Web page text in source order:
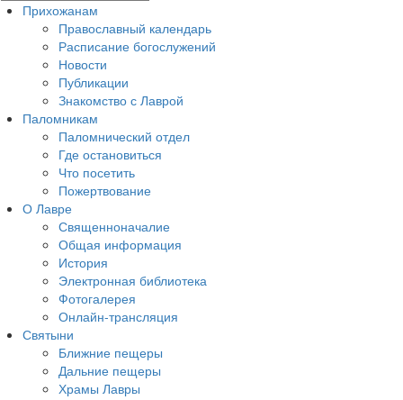
Прихожанам
Православный календарь
Расписание богослужений
Новости
Публикации
Знакомство с Лаврой
Паломникам
Паломнический отдел
Где остановиться
Что посетить
Пожертвование
О Лавре
Священноначалие
Общая информация
История
Электронная библиотека
Фотогалерея
Онлайн-трансляция
Святыни
Ближние пещеры
Дальние пещеры
Храмы Лавры